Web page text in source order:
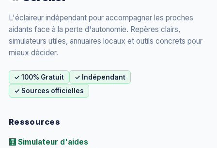
L'éclaireur indépendant pour accompagner les proches
aidants face à la perte d'autonomie. Repères clairs,
simulateurs utiles, annuaires locaux et outils concrets pour
mieux décider.
✓ 100% Gratuit
✓ Indépendant
✓ Sources officielles
Ressources
🧮 Simulateur d'aides